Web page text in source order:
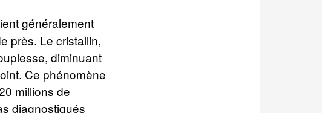
généralement
près. Le cristallin,
diminuant
Ce phénomène
millions de
diagnostiqués